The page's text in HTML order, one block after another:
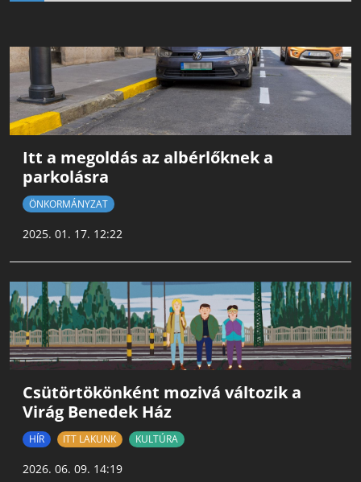
Itt a megoldás az albérlőknek a
parkolásra
ÖNKORMÁNYZAT
2025. 01. 17. 12:22
Csütörtökönként mozivá változik a
Virág Benedek Ház
HÍR ITT LAKUNK KULTÚRA
2026. 06. 09. 14:19